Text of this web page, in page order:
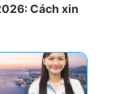
Cách xin